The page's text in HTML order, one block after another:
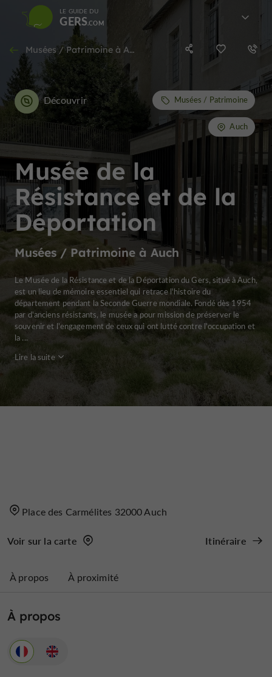
LE GUIDE DU
GERS
Musées / Patrimoine à Auch
Musée de la
Résistance et de la
Déportation
Musées / Patrimoine à Auch
Découvrir Musées / Patrimoine
Auch
Le Musée de la Résistance et de la Déportation du Gers, situé à Auch,
est un lieu de mémoire essentiel qui retrace l'histoire du
département pendant la Seconde Guerre mondiale. Fondé dès 1954
par d'anciens résistants, le musée a pour mission de préserver le
souvenir et l'engagement de ceux qui ont lutté contre l'occupation et
la ...
Lire la suite
Place des Carmélites 32000 Auch
Voir sur la carte Itinéraire
À propos À proximité
À propos